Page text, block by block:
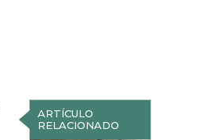
ARTÍCULO
RELACIONADO